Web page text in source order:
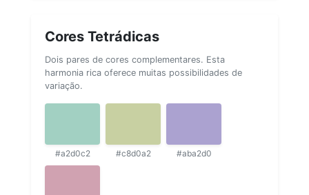
Cores Tetrádicas
Dois pares de cores complementares. Esta
harmonia rica oferece muitas possibilidades de
variação.
#a2d0c2 #c8d0a2 #aba2d0